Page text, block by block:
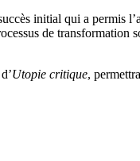
initial qui a permis
de transformation
Utopie critique,